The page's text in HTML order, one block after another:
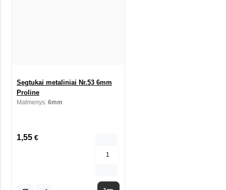
Segtukai metaliniai Nr.53 6mm
Proline
Matmenys: 6mm
1,55 €